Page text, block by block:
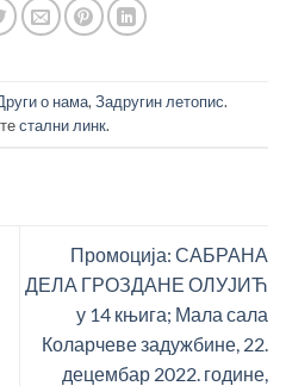
о нама, Задругин летопис.
стални линк.
Промоција: САБРАНА
ДЕЛА ГРОЗДАНЕ ОЛУЈИЋ
у 14 књига; Мала сала
Коларчеве задужбине, 22.
децембар 2022. године,